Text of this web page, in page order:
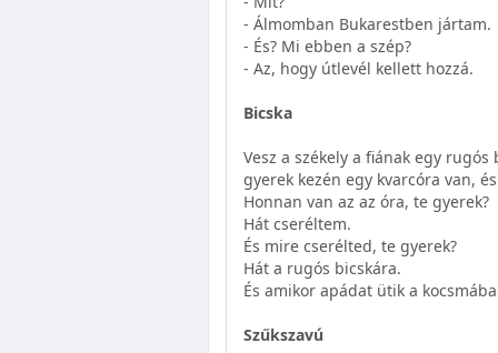
- Álmomban Bukarestben jártam.
- És? Mi ebben a szép?
- Az, hogy útlevél kellett hozzá.
Bicska
Vesz a székely a fiának egy
gyerek kezén egy kvarcóra van,
Honnan van az az óra, te gyerek?
Hát cseréltem.
És mire cserélted, te gyerek?
Hát a rugós bicskára.
És amikor apádat ütik a
Szűkszavú